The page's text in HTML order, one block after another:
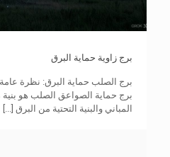
برج زاوية حماية البرق
برج حماية الصواعق الصلب هو
المباني والبنية التحتية من البرق [...]